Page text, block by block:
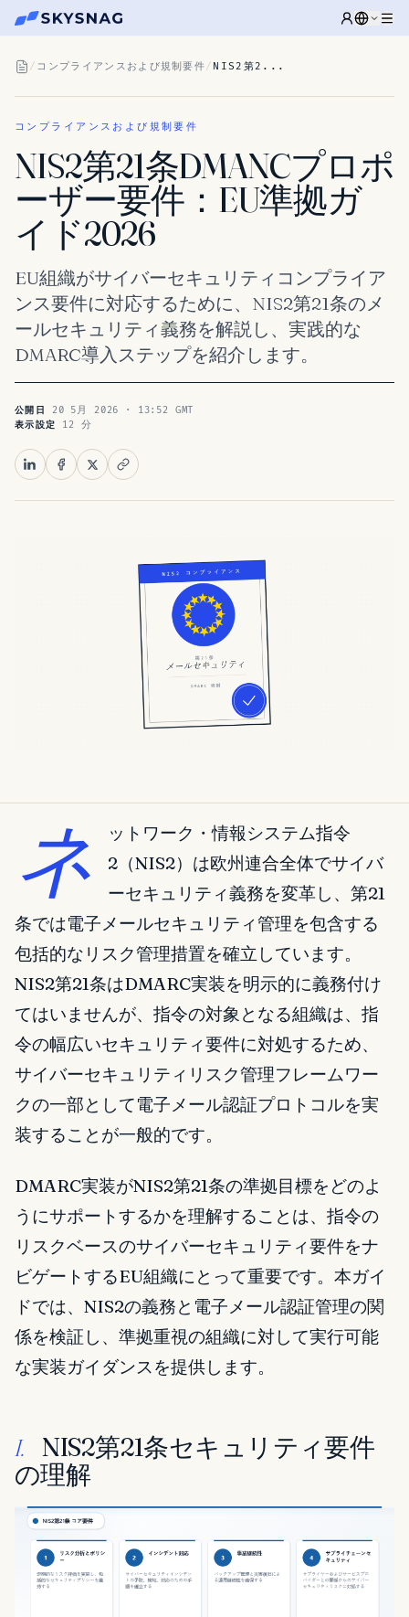
/ コンプライアンスおよび規制要件/ NIS2第2...
コンプライアンスおよび規制要件
NIS2第21条DMANCプロポ
ーザー要件：EU準拠ガ
イド2026
EU組織がサイバーセキュリティコンプライア
ンス要件に対応するために、NIS2第21条のメ
ールセキュリティ義務を解説し、実践的な
DMARC導入ステップを紹介します。
公開日 20 5月 2026 · 13:52 GMT
表示設定 12 分
ネ
ットワーク・情報システム指令
2（NIS2）は欧州連合全体でサイバ
ーセキュリティ義務を変革し、第21
条では電子メールセキュリティ管理を包含する
包括的なリスク管理措置を確立しています。
NIS2第21条はDMARC実装を明示的に義務付け
てはいませんが、指令の対象となる組織は、指
令の幅広いセキュリティ要件に対処するため、
サイバーセキュリティリスク管理フレームワー
クの一部として電子メール認証プロトコルを実
装することが一般的です。
DMARC実装がNIS2第21条の準拠目標をどのよ
うにサポートするかを理解することは、指令の
リスクベースのサイバーセキュリティ要件をナ
ビゲートするEU組織にとって重要です。本ガイ
ドでは、NIS2の義務と電子メール認証管理の関
係を検証し、準拠重視の組織に対して実行可能
な実装ガイダンスを提供します。
I.
NIS2第21条セキュリティ要件
の理解